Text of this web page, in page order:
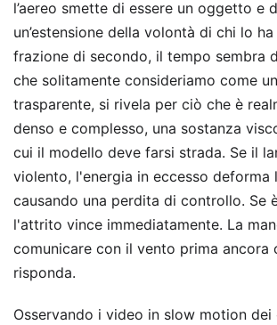
l’aereo smette di essere un oggetto e
un’estensione della volontà di chi lo
frazione di secondo, il tempo sembra
che solitamente consideriamo come
trasparente, si rivela per ciò che è
denso e complesso, una sostanza
cui il modello deve farsi strada. Se il
violento, l'energia in eccesso deforma
causando una perdita di controllo. Se
l'attrito vince immediatamente. La
comunicare con il vento prima ancora
risponda.
Osservando i video in slow motion dei